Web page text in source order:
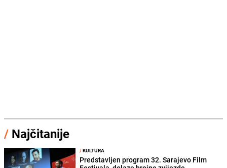
/ Najčitanije
/KULTURA
Predstavljen program 32. Sarajevo Film